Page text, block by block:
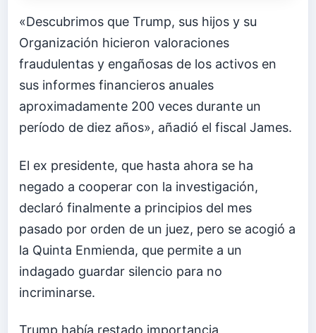
«Descubrimos que Trump, sus hijos y su
Organización hicieron valoraciones
fraudulentas y engañosas de los activos en
sus informes financieros anuales
aproximadamente 200 veces durante un
período de diez años», añadió el fiscal James.
El ex presidente, que hasta ahora se ha
negado a cooperar con la investigación,
declaró finalmente a principios del mes
pasado por orden de un juez, pero se acogió a
la Quinta Enmienda, que permite a un
indagado guardar silencio para no
incriminarse.
Trump había restado importancia